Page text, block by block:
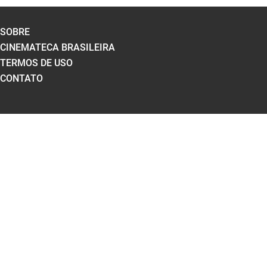
SOBRE
CINEMATECA BRASILEIRA
TERMOS DE USO
CONTATO